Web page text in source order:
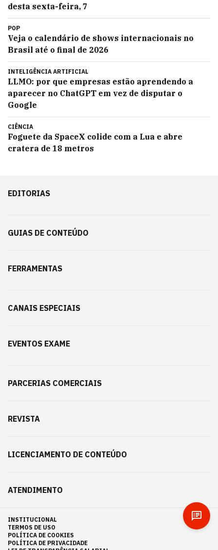
desta sexta-feira, 7
POP
Veja o calendário de shows internacionais no
Brasil até o final de 2026
INTELIGÊNCIA ARTIFICIAL
LLMO: por que empresas estão aprendendo a
aparecer no ChatGPT em vez de disputar o
Google
CIÊNCIA
Foguete da SpaceX colide com a Lua e abre
cratera de 18 metros
EDITORIAS
GUIAS DE CONTEÚDO
FERRAMENTAS
CANAIS ESPECIAIS
EVENTOS EXAME
PARCERIAS COMERCIAIS
REVISTA
LICENCIAMENTO DE CONTEÚDO
ATENDIMENTO
INSTITUCIONAL
TERMOS DE USO
POLÍTICA DE COOKIES
POLÍTICA DE PRIVACIDADE